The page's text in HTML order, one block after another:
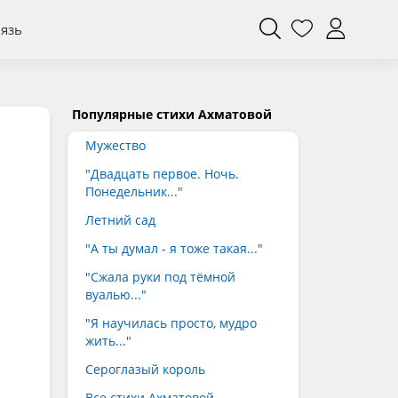
Популярные стихи Ахматовой
Мужество
"Двадцать первое. Ночь.
Понедельник..."
Летний сад
"А ты думал - я тоже такая..."
"Сжала руки под тёмной
вуалью..."
"Я научилась просто, мудро
жить..."
Сероглазый король